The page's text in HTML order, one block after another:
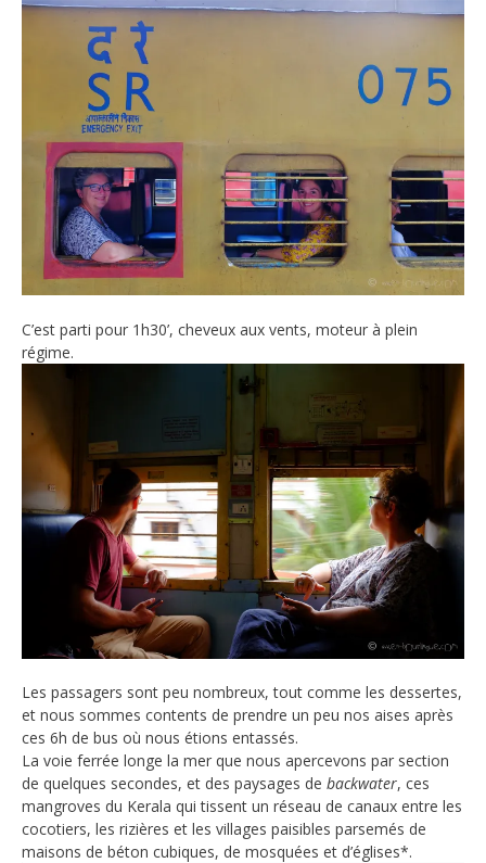
C’est parti pour 1h30’, cheveux aux vents, moteur à plein
régime.
Les passagers sont peu nombreux, tout comme les dessertes,
et nous sommes contents de prendre un peu nos aises après
ces 6h de bus où nous étions entassés.
La voie ferrée longe la mer que nous apercevons par section
de quelques secondes, et des paysages de backwater, ces
mangroves du Kerala qui tissent un réseau de canaux entre les
cocotiers, les rizières et les villages paisibles parsemés de
maisons de béton cubiques, de mosquées et d’églises*.